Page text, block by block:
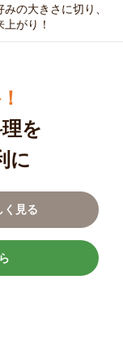
の大きさに切り、
がり！
を
に
く見る